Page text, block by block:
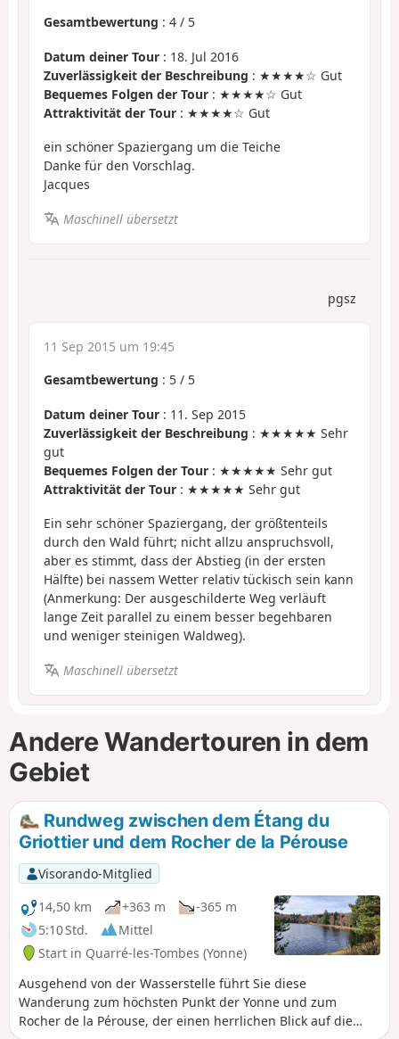
Gesamtbewertung : 4 / 5
Datum deiner Tour : 18. Jul 2016
Zuverlässigkeit der Beschreibung : ★★★★☆ Gut
Bequemes Folgen der Tour : ★★★★☆ Gut
Attraktivität der Tour : ★★★★☆ Gut
ein schöner Spaziergang um die Teiche
Danke für den Vorschlag.
Jacques
Maschinell übersetzt
pgsz
11 Sep 2015 um 19:45
Gesamtbewertung : 5 / 5
Datum deiner Tour : 11. Sep 2015
Zuverlässigkeit der Beschreibung : ★★★★★ Sehr
gut
Bequemes Folgen der Tour : ★★★★★ Sehr gut
Attraktivität der Tour : ★★★★★ Sehr gut
Ein sehr schöner Spaziergang, der größtenteils
durch den Wald führt; nicht allzu anspruchsvoll,
aber es stimmt, dass der Abstieg (in der ersten
Hälfte) bei nassem Wetter relativ tückisch sein kann
(Anmerkung: Der ausgeschilderte Weg verläuft
lange Zeit parallel zu einem besser begehbaren
und weniger steinigen Waldweg).
Maschinell übersetzt
Andere Wandertouren in dem
Gebiet
Rundweg zwischen dem Étang du
Griottier und dem Rocher de la Pérouse
Visorando-Mitglied
14,50 km
+363 m
-365 m
5:10 Std.
Mittel
Start in Quarré-les-Tombes (Yonne)
Ausgehend von der Wasserstelle führt Sie diese
Wanderung zum höchsten Punkt der Yonne und zum
Rocher de la Pérouse, der einen herrlichen Blick auf die